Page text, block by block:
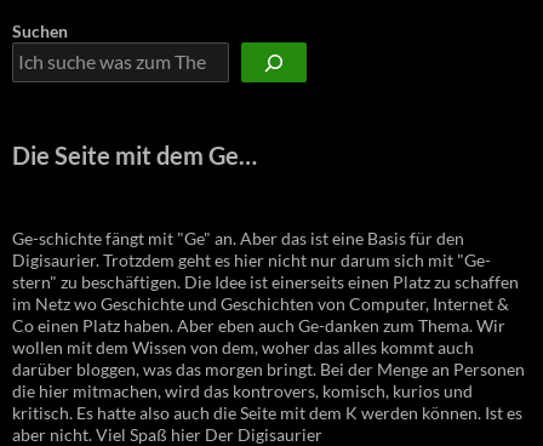
Suchen
Die Seite mit dem Ge…
Ge-schichte fängt mit "Ge" an. Aber das ist eine Basis für den
Digisaurier. Trotzdem geht es hier nicht nur darum sich mit "Ge-
stern" zu beschäftigen. Die Idee ist einerseits einen Platz zu schaffen
im Netz wo Geschichte und Geschichten von Computer, Internet &
Co einen Platz haben. Aber eben auch Ge-danken zum Thema. Wir
wollen mit dem Wissen von dem, woher das alles kommt auch
darüber bloggen, was das morgen bringt. Bei der Menge an Personen
die hier mitmachen, wird das kontrovers, komisch, kurios und
kritisch. Es hatte also auch die Seite mit dem K werden können. Ist es
aber nicht. Viel Spaß hier Der Digisaurier